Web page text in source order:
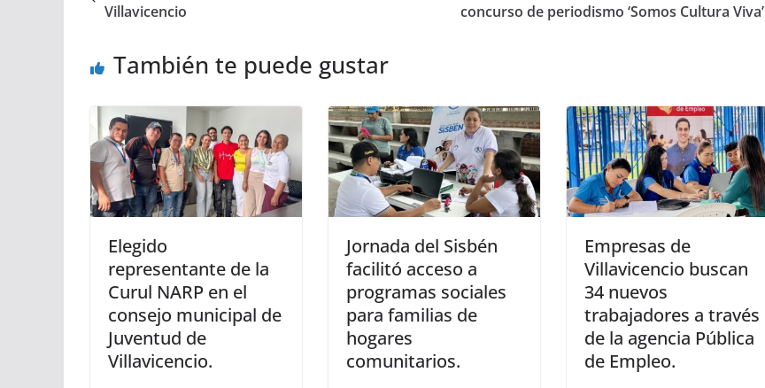
Villavicencio
concurso de periodismo ‘Somos Cultura Viva’
También te puede gustar
Elegido
representante de la
Curul NARP en el
consejo municipal de
Juventud de
Villavicencio.
Jornada del Sisbén
facilitó acceso a
programas sociales
para familias de
hogares
comunitarios.
Empresas de
Villavicencio buscan
34 nuevos
trabajadores a través
de la agencia Pública
de Empleo.